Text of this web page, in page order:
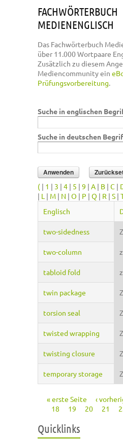
FACHWÖRTERBUCH
MEDIENENGLISCH
Das Fachwörterbuch
über 11.000 Wortpaare
Zusätzlich zu diesem
Mediencommunity ein
Prüfungsvorbereitung.
Suche in englischen
Suche in deutschen
( | 1 | 3 | 4 | 5 | 9 | A | B | C |
| L | M | N | O | P | Q | R | S |
Englisch
two-sidedness
two-column
tabloid fold
twin package
torsion seal
twisted wrapping
twisting closure
temporary storage
Seiten
« erste Seite ‹
18
19 20 21
Quicklinks